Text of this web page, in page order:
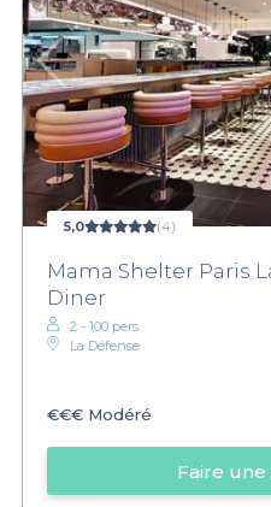
5,0 (4)
Mama Shelter Paris
Diner
2 - 100 pers.
La Défense
€€€ Modéré
Faire